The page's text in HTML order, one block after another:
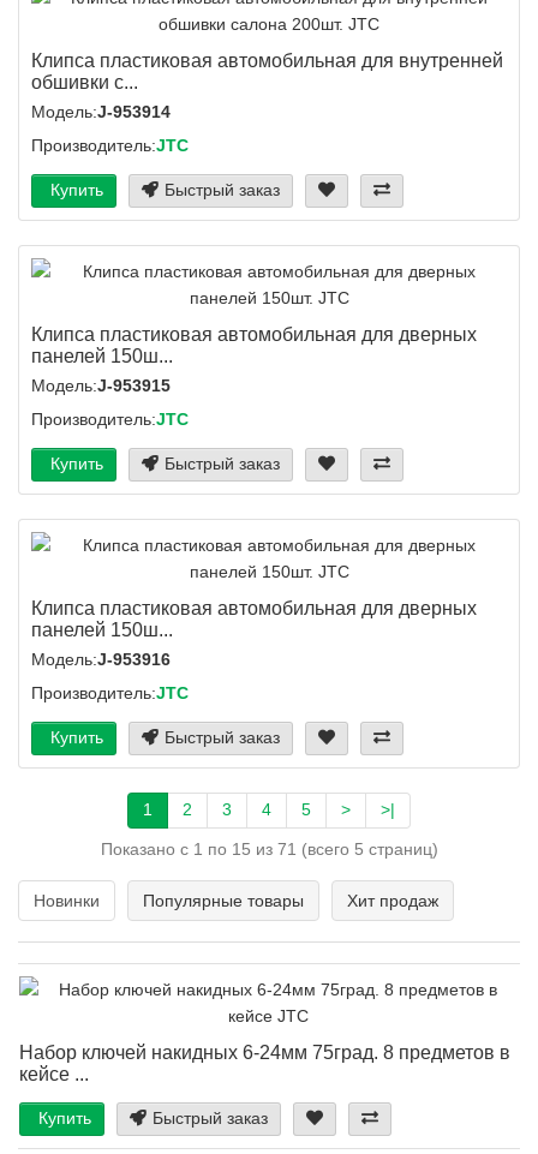
Клипса пластиковая автомобильная для внутренней
обшивки с...
Модель:J-953914
Производитель:JTC
Купить Быстрый заказ
Клипса пластиковая автомобильная для дверных
панелей 150ш...
Модель:J-953915
Производитель:JTC
Купить Быстрый заказ
Клипса пластиковая автомобильная для дверных
панелей 150ш...
Модель:J-953916
Производитель:JTC
Купить Быстрый заказ
1 2 3 4 5 > >|
Показано с 1 по 15 из 71 (всего 5 страниц)
Новинки Популярные товары Хит продаж
Набор ключей накидных 6-24мм 75град. 8 предметов в
кейсе ...
Купить Быстрый заказ